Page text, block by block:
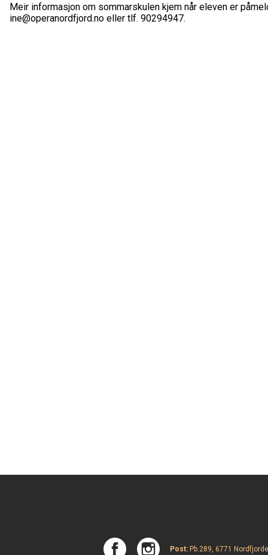
Meir informasjon om sommarskulen kjem når eleven er
ine@operanordfjord.no eller tlf. 90294947.
Post:Pb.289, 6771